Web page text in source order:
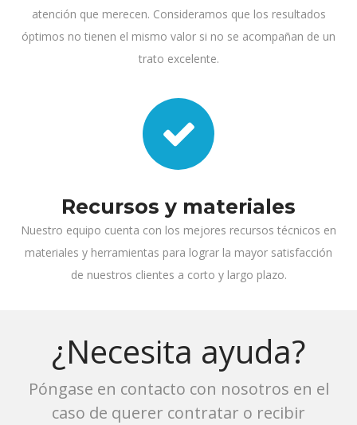
atención que merecen. Consideramos que los resultados
óptimos no tienen el mismo valor si no se acompañan de un
trato excelente.
Recursos y materiales
Nuestro equipo cuenta con los mejores recursos técnicos en
materiales y herramientas para lograr la mayor satisfacción
de nuestros clientes a corto y largo plazo.
¿Necesita ayuda?
Póngase en contacto con nosotros en el
caso de querer contratar o recibir